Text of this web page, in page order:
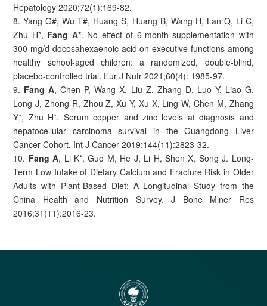
Hepatology 2020;72(1):169-82.
8. Yang G#, Wu T#, Huang S, Huang B, Wang H, Lan Q, Li C,
Zhu H*, Fang A*. No effect of 6-month supplementation with
300 mg/d docosahexaenoic acid on executive functions among
healthy school-aged children: a randomized, double-blind,
placebo-controlled trial. Eur J Nutr 2021;60(4): 1985-97.
9. Fang A, Chen P, Wang X, Liu Z, Zhang D, Luo Y, Liao G,
Long J, Zhong R, Zhou Z, Xu Y, Xu X, Ling W, Chen M, Zhang
Y*, Zhu H*. Serum copper and zinc levels at diagnosis and
hepatocellular carcinoma survival in the Guangdong Liver
Cancer Cohort. Int J Cancer 2019;144(11):2823-32.
10. Fang A, Li K*, Guo M, He J, Li H, Shen X, Song J. Long-
Term Low Intake of Dietary Calcium and Fracture Risk in Older
Adults with Plant-Based Diet: A Longitudinal Study from the
China Health and Nutrition Survey. J Bone Miner Res
2016;31(11):2016-23.